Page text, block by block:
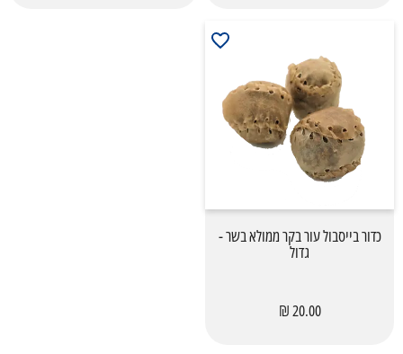
כדור בייסבול עור בקר ממולא בשר -
גדול
20.00 ₪